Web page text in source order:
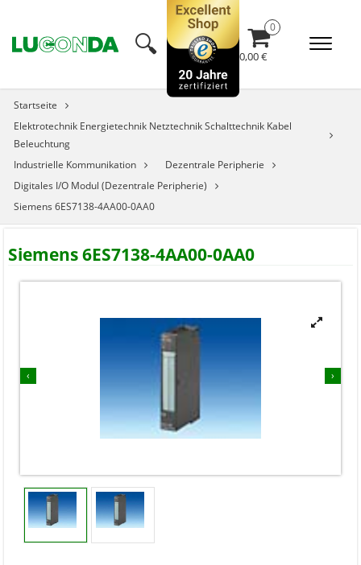
🔍︎ 0,00 €
Startseite
Elektrotechnik Energietechnik Netztechnik Schalttechnik Kabel
Beleuchtung
Industrielle Kommunikation
Dezentrale Peripherie
Digitales I/O Modul (Dezentrale Peripherie)
Siemens 6ES7138-4AA00-0AA0
Siemens 6ES7138-4AA00-0AA0
‹ ›

